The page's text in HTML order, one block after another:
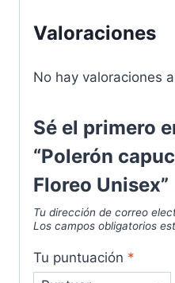
Valoraciones
No hay valoraciones
Sé el primero
“Polerón
Floreo Unisex”
Tu dirección de correo
Los campos obligatorios
Tu puntuación *